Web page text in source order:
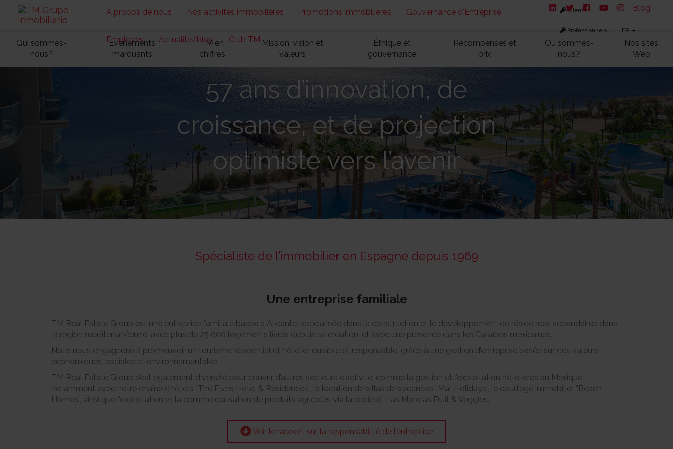
À propos de nous Nos activités immobilières Promotions immobilières Gouvernance d'Entreprise
Employés Actualité/blog Club TM
Clients
Professionnels FR
Blog
Qui sommes-
nous?
Événements
marquants
TM en
chiffres
Mission, vision et
valeurs
Éthique et
gouvernance
Récompenses et
prix
Où sommes-
nous?
Nos sites
Web
57 ans d’innovation, de
croissance, et de projection
optimiste vers l’avenir
Spécialiste de l’immobilier en Espagne depuis 1969
Une entreprise familiale
TM Real Estate Group est une entreprise familiale basée à Alicante, spécialisée dans la construction et le développement de résidences secondaires dans
la région méditerranéenne, avec plus de 25 000 logements livrés depuis sa création, et avec une présence dans les Caraïbes mexicaines.
Nous nous engageons à promouvoir un tourisme résidentiel et hôtelier durable et responsable, grâce à une gestion d’entreprise basée sur des valeurs
économiques, sociales et environnementales.
TM Real Estate Group s’est également diversifié pour couvrir d’autres secteurs d’activité, comme la gestion et l’exploitation hôtelières au Mexique,
notamment avec notre chaîne d’hôtels “The Fives Hotel & Residences”, la location de villas de vacances “Mar Holidays”, le courtage immobilier “Beach
Homes”, ainsi que l’exploitation et la commercialisation de produits agricoles via la société “Las Moreras Fruit & Veggies.”
Voir le rapport sur la responsabilité de l’entreprise